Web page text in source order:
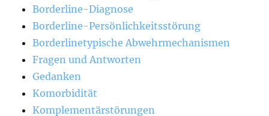
Borderline-Diagnose
Borderline-Persönlichkeitsstörung
Borderlinetypische Abwehrmechanismen
Fragen und Antworten
Gedanken
Komorbidität
Komplementärstörungen